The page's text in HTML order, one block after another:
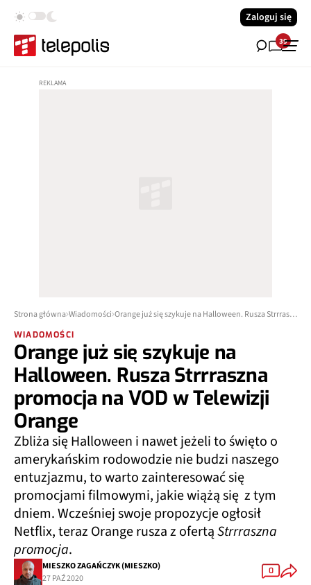
Zaloguj się
39
Strona główna Wiadomości Orange już się szykuje na Halloween. Rusza Strrraszna promocja na VOD w Telewizji Orange
WIADOMOŚCI
Orange już się szykuje na
Halloween. Rusza Strrraszna
promocja na VOD w Telewizji
Orange
Zbliża się Halloween i nawet jeżeli to święto o
amerykańskim rodowodzie nie budzi naszego
entuzjazmu, to warto zainteresować się
promocjami filmowymi, jakie wiążą się z tym
dniem. Wcześniej swoje propozycje ogłosił
Netflix, teraz Orange rusza z ofertąStrrraszna
promocja.
MIESZKO ZAGAŃCZYK (MIESZKO)
27 PAŹ 2020
0